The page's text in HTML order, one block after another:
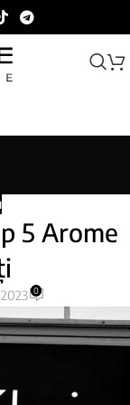
5 Arome
0